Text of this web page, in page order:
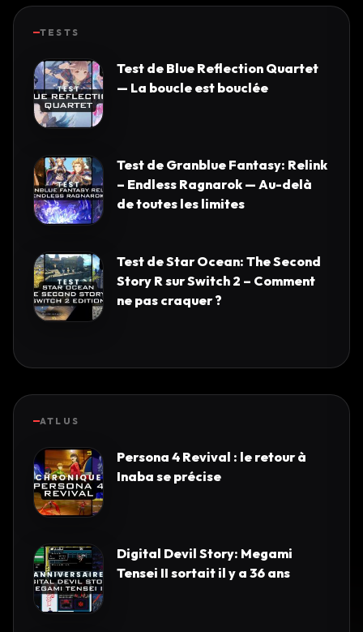
TESTS
Test de Blue Reflection Quartet
— La boucle est bouclée
Test de Granblue Fantasy: Relink
– Endless Ragnarok — Au-delà
de toutes les limites
Test de Star Ocean: The Second
Story R sur Switch 2 – Comment
ne pas craquer ?
ATLUS
Persona 4 Revival : le retour à
Inaba se précise
Digital Devil Story: Megami
Tensei II sortait il y a 36 ans